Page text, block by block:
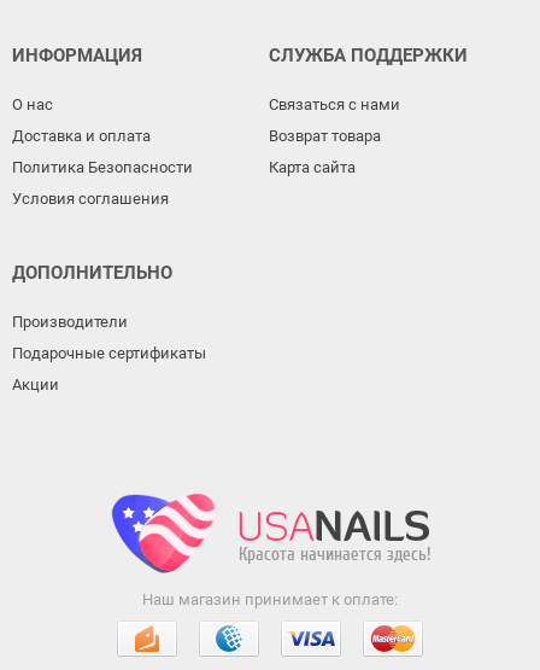
ИНФОРМАЦИЯ
О нас
Доставка и оплата
Политика Безопасности
Условия соглашения
СЛУЖБА ПОДДЕРЖКИ
Связаться с нами
Возврат товара
Карта сайта
ДОПОЛНИТЕЛЬНО
Производители
Подарочные сертификаты
Акции
Наш магазин принимает к оплате: